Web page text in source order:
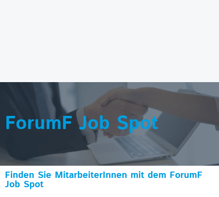
ForumF Job Spot
Finden Sie MitarbeiterInnen mit dem ForumF
Job Spot